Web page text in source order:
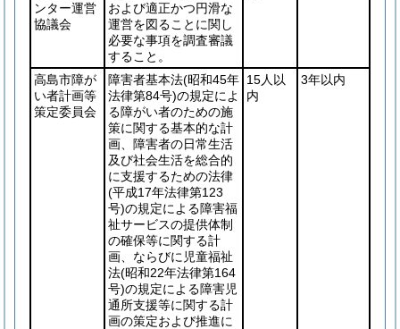
ンター運営
協議会
および適正かつ円滑な
運営を図ることに関し
必要な事項を調査審議
すること。
高島市障が
い者計画等
策定委員会
障害者基本法(昭和45年
法律第84号)の規定によ
る障がい者のための施
策に関する基本的な計
画、障害者の日常生活
及び社会生活を総合的
に支援するための法律
(平成17年法律第123
号)の規定による障害福
祉サービスの提供体制
の確保等に関する計
画、ならびに児童福祉
法(昭和22年法律第164
号)の規定による障害児
通所支援等に関する計
画の策定および推進に
15人以
内
3年以内